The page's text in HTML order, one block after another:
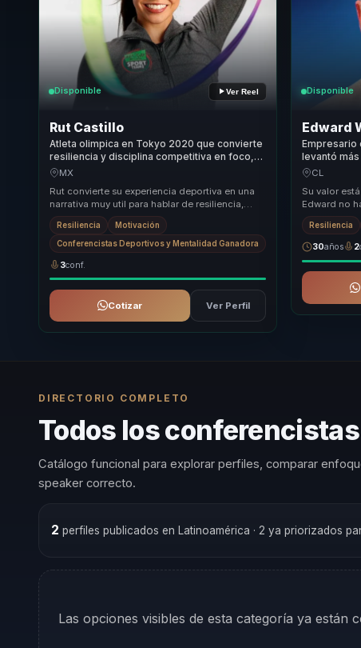
Disponible Ver Reel
Rut Castillo
Atleta olimpica en Tokyo 2020 que convierte
resiliencia y disciplina competitiva en foco,
confianza y alto desempeno para equipos.
MX
Rut convierte su experiencia deportiva en una
narrativa muy util para hablar de resiliencia,
disciplina y fortaleza mental desde un ejemp...
Resiliencia Motivación
Conferencistas Deportivos y Mentalidad Ganadora
3conf.
Cotizar Ver Perfil
Disponible
Edward
Empresario
levantó
accidente
CL
Su valor
Edward no
habla desde
Resiliencia
30años 2
DIRECTORIO COMPLETO
Todos los
Catálogo funcional para explorar perfiles, comparar
speaker correcto.
2 perfiles publicados en Latinoamérica · 2 ya priorizados
Las opciones visibles de esta categoría ya están